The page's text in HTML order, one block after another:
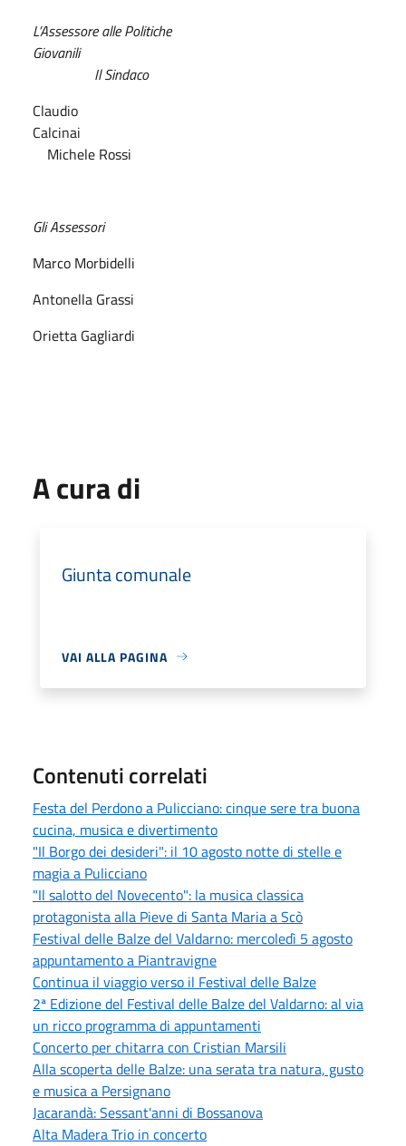
L’Assessore alle Politiche
Giovanili
Il Sindaco
Claudio
Calcinai
Michele Rossi
Gli Assessori
Marco Morbidelli
Antonella Grassi
Orietta Gagliardi
A cura di
Giunta comunale
VAI ALLA PAGINA
Contenuti correlati
Festa del Perdono a Pulicciano: cinque sere tra buona
cucina, musica e divertimento
"Il Borgo dei desideri": il 10 agosto notte di stelle e
magia a Pulicciano
"Il salotto del Novecento": la musica classica
protagonista alla Pieve di Santa Maria a Scò
Festival delle Balze del Valdarno: mercoledì 5 agosto
appuntamento a Piantravigne
Continua il viaggio verso il Festival delle Balze
2ª Edizione del Festival delle Balze del Valdarno: al via
un ricco programma di appuntamenti
Concerto per chitarra con Cristian Marsili
Alla scoperta delle Balze: una serata tra natura, gusto
e musica a Persignano
Jacarandà: Sessant'anni di Bossanova
Alta Madera Trio in concerto